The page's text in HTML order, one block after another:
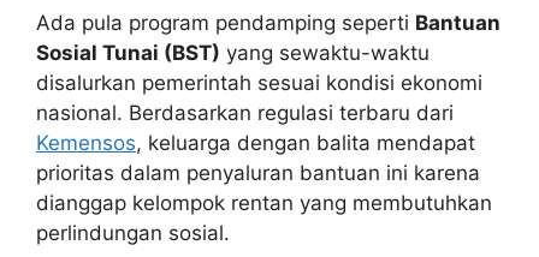
Ada pula program pendamping seperti Bantuan
Sosial Tunai (BST) yang sewaktu-waktu
disalurkan pemerintah sesuai kondisi ekonomi
nasional. Berdasarkan regulasi terbaru dari
Kemensos, keluarga dengan balita mendapat
prioritas dalam penyaluran bantuan ini karena
dianggap kelompok rentan yang membutuhkan
perlindungan sosial.